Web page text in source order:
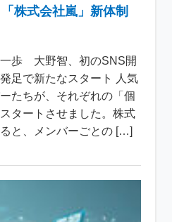
株式会社嵐」新体制
歩 大野智、初のSNS開
足で新たなスタート 人気
たちが、それぞれの「個
タートさせました。株式
と、メンバーごとの […]